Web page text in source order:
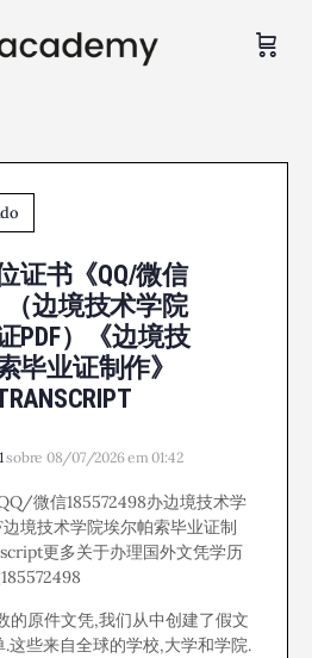
证书《QQ/微信
（边境技术学院
PDF）《边境技
毕业证制作》
sobre 08/07/2026 em 01:42
微信185572498办边境技术学
境技术学院埃尔帕索毕业证制
更多关于办理国外文凭学历
的原件文凭,我们从中创建了假文
这些来自全球的学校,大学和学院.